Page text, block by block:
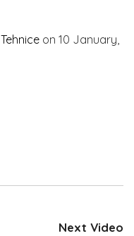
on 10 January,
Next Video